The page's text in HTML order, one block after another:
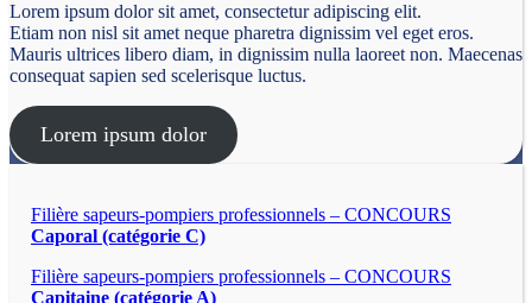
Lorem ipsum dolor sit amet, consectetur adipiscing elit.
Etiam non nisl sit amet neque pharetra dignissim vel eget eros.
Mauris ultrices libero diam, in dignissim nulla laoreet non. Maecenas
consequat sapien sed scelerisque luctus.
Lorem ipsum dolor
Filière sapeurs-pompiers professionnels – CONCOURS
Caporal (catégorie C)
Filière sapeurs-pompiers professionnels – CONCOURS
Capitaine (catégorie A)